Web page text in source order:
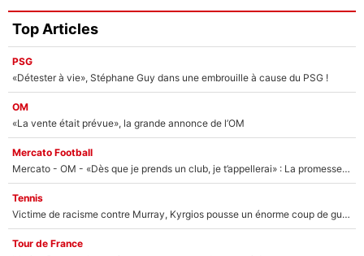
Top Articles
PSG
«Détester à vie», Stéphane Guy dans une embrouille à cause du PSG !
OM
«La vente était prévue», la grande annonce de l’OM
Mercato Football
Mercato - OM - «Dès que je prends un club, je t’appellerai» : La promesse de Marcelino au moment de claquer la porte
Tennis
Victime de racisme contre Murray, Kyrgios pousse un énorme coup de gueule !
Tour de France